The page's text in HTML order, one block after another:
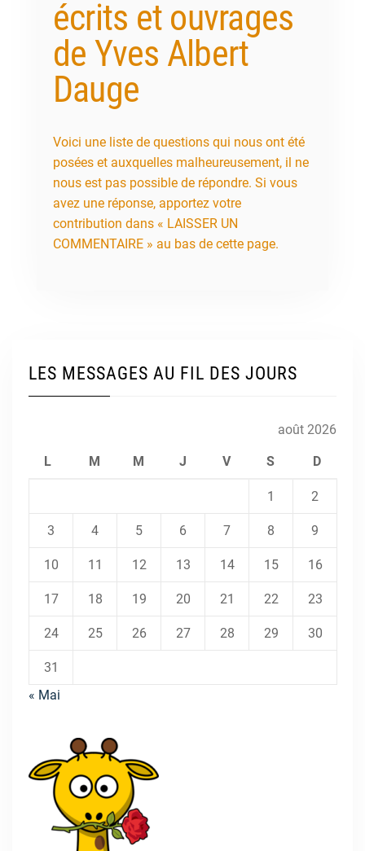
écrits et ouvrages
de Yves Albert
Dauge
Voici une liste de questions qui nous ont été
posées et auxquelles malheureusement, il ne
nous est pas possible de répondre. Si vous
avez une réponse, apportez votre
contribution dans « LAISSER UN
COMMENTAIRE » au bas de cette page.
LES MESSAGES AU FIL DES JOURS
août 2026
L M M J V S D
1 2
3 4 5 6 7 8 9
10 11 12 13 14 15 16
17 18 19 20 21 22 23
24 25 26 27 28 29 30
31
« Mai